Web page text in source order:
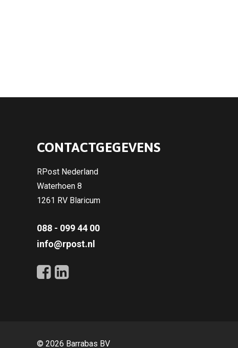
CONTACTGEGEVENS
RPost Nederland
Waterhoen 8
1261 RV Blaricum
088 - 099 44 00
info@rpost.nl
© 2026 Barrabas BV